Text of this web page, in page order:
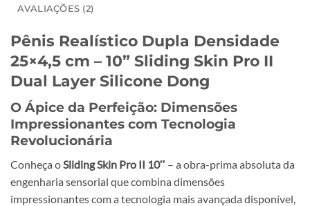
AVALIAÇÕES (2)
Pênis Realístico Dupla Densidade
25×4,5 cm – 10” Sliding Skin Pro II
Dual Layer Silicone Dong
O Ápice da Perfeição: Dimensões
Impressionantes com Tecnologia
Revolucionária
Conheça oSliding Skin Pro II 10″ – a obra-prima absoluta da
engenharia sensorial que combina dimensões
impressionantes com a tecnologia mais avançada disponível,